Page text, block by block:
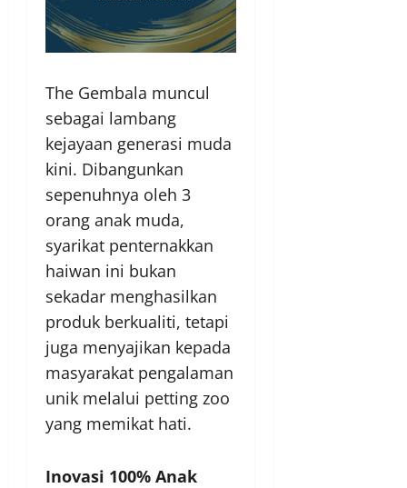
The Gembala muncul
sebagai lambang
kejayaan generasi muda
kini. Dibangunkan
sepenuhnya oleh 3
orang anak muda,
syarikat penternakkan
haiwan ini bukan
sekadar menghasilkan
produk berkualiti, tetapi
juga menyajikan kepada
masyarakat pengalaman
unik melalui petting zoo
yang memikat hati.
Inovasi 100% Anak